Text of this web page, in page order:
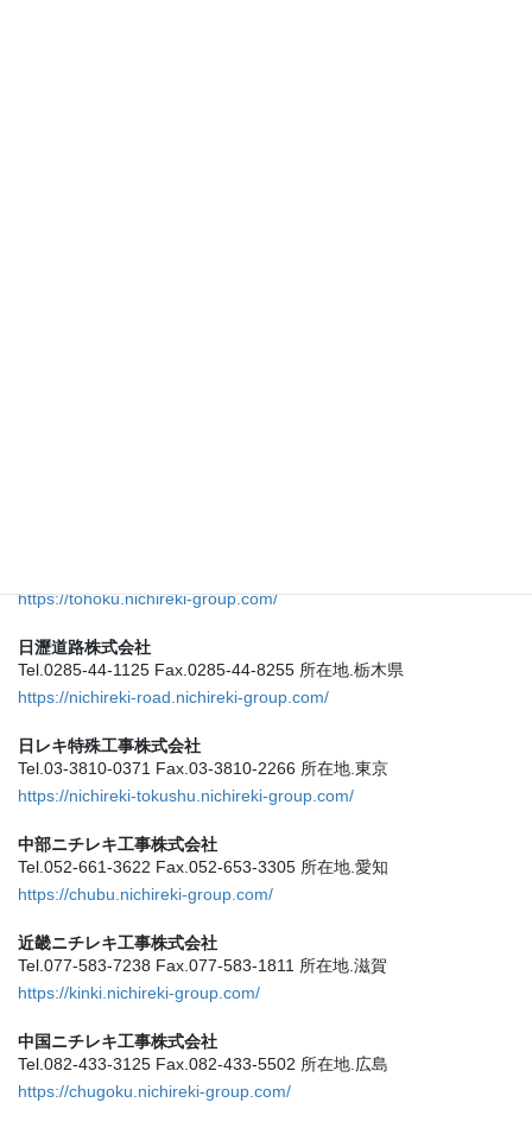
https://tohoku.nichireki-group.com/
日瀝道路株式会社
Tel.0285-44-1125 Fax.0285-44-8255 所在地.栃木県
https://nichireki-road.nichireki-group.com/
日レキ特殊工事株式会社
Tel.03-3810-0371 Fax.03-3810-2266 所在地.東京
https://nichireki-tokushu.nichireki-group.com/
中部ニチレキ工事株式会社
Tel.052-661-3622 Fax.052-653-3305 所在地.愛知
https://chubu.nichireki-group.com/
近畿ニチレキ工事株式会社
Tel.077-583-7238 Fax.077-583-1811 所在地.滋賀
https://kinki.nichireki-group.com/
中国ニチレキ工事株式会社
Tel.082-433-3125 Fax.082-433-5502 所在地.広島
https://chugoku.nichireki-group.com/